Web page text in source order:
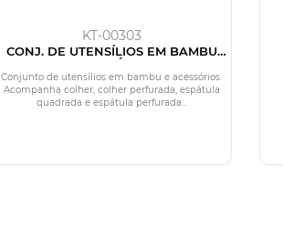
KT-00303
CONJ. DE UTENSÍLIOS EM BAMBU
30 CM E ACESSÓRIOS - 8 PÇS
Conjunto de utensílios em bambu e acessórios.
Acompanha colher, colher perfurada, espátula
quadrada e espátula perfurada...